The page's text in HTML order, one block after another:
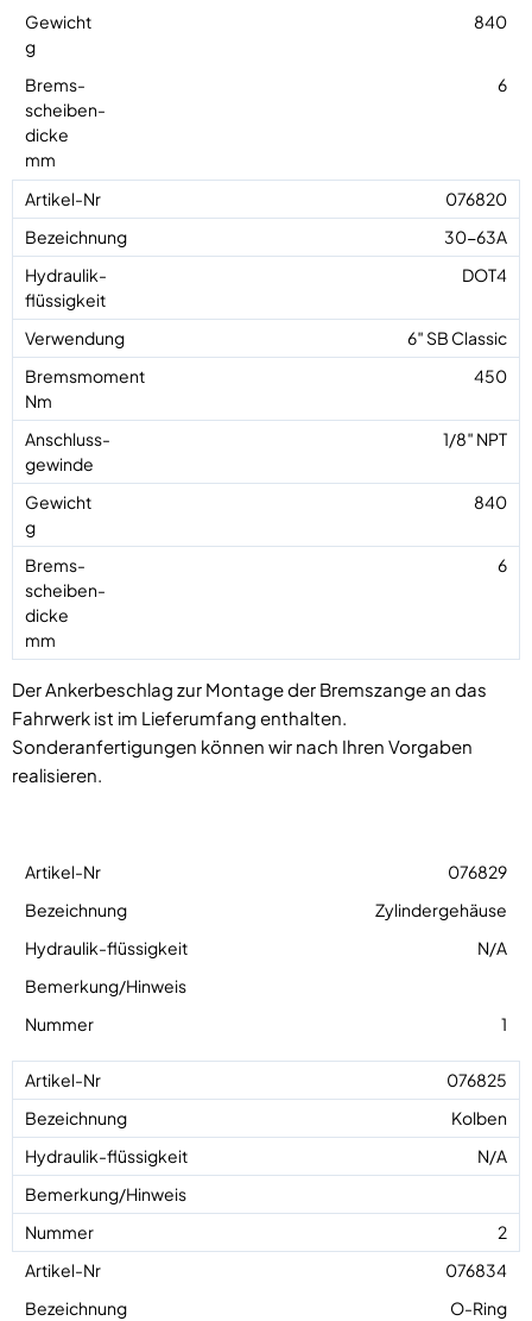
840
6
076820
30-63A
DOT4
6″ SB Classic
450
1/8″ NPT
840
6
Der Ankerbeschlag zur Montage der Bremszange an das
Fahrwerk ist im Lieferumfang enthalten.
Sonderanfertigungen können wir nach Ihren Vorgaben
realisieren.
076829
Zylindergehäuse
N/A
1
076825
Kolben
N/A
2
076834
O-Ring